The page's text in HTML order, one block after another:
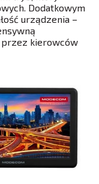
Dodatkowym
urządzenia –
przez kierowców